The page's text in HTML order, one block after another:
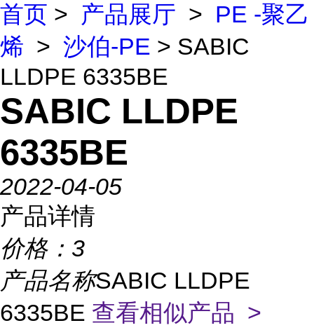
首页 > 产品展厅 > PE -聚乙
烯 > 沙伯-PE > SABIC
LLDPE 6335BE
SABIC LLDPE
6335BE
2022-04-05
产品详情
价格： 3
产品名称SABIC LLDPE
6335BE 查看相似产品 >